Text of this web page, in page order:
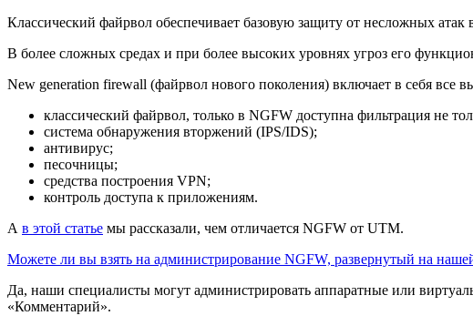
Классический файрвол обеспечивает базовую защиту от несложных атак
В более сложных средах и при более высоких уровнях угроз его
New generation firewall (файрвол нового поколения) включает в себя все
классический файрвол, только в NGFW доступна фильтрация не
система обнаружения вторжений (IPS/IDS);
антивирус;
песочницы;
средства построения VPN;
контроль доступа к приложениям.
А в этой статье мы рассказали, чем отличается NGFW от UTM.
Можете ли вы взять на администрирование NGFW, развернутый на
Да, наши специалисты могут администрировать аппаратные или
«Комментарий».